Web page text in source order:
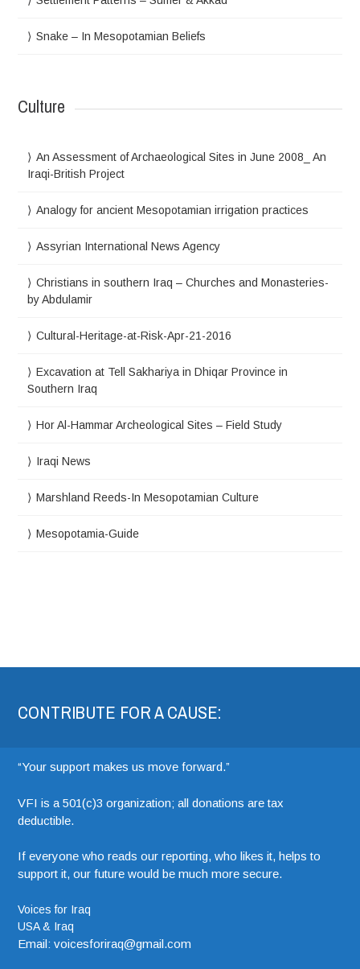
Snake – In Mesopotamian Beliefs
Culture
An Assessment of Archaeological Sites in June 2008_ An
Iraqi-British Project
Analogy for ancient Mesopotamian irrigation practices
Assyrian International News Agency
Christians in southern Iraq – Churches and Monasteries-
by Abdulamir
Cultural-Heritage-at-Risk-Apr-21-2016
Excavation at Tell Sakhariya in Dhiqar Province in
Southern Iraq
Hor Al-Hammar Archeological Sites – Field Study
Iraqi News
Marshland Reeds-In Mesopotamian Culture
Mesopotamia-Guide
CONTRIBUTE FOR A CAUSE:
“Your support makes us move forward.”
VFI is a 501(c)3 organization; all donations are tax
deductible.
If everyone who reads our reporting, who likes it, helps to
support it, our future would be much more secure.
Voices for Iraq
USA & Iraq
Email: voicesforiraq@gmail.com